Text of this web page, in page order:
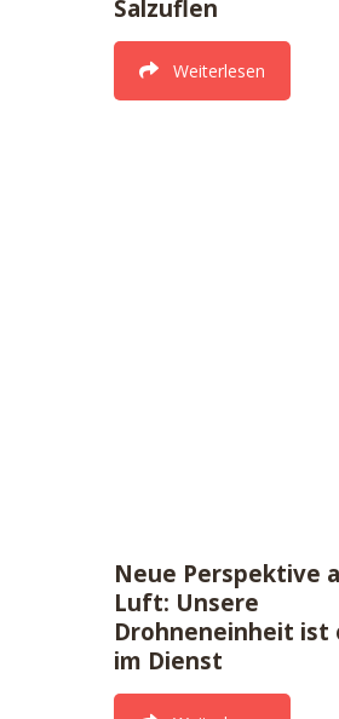
Salzuflen
Weiterlesen
Neue Perspektive
Luft: Unsere
Drohneneinheit ist
im Dienst